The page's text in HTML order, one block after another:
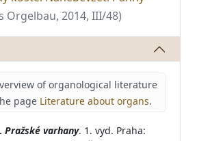
Orgelbau, 2014, III/48)
of organological literature
page Literature about organs.
Pražské varhany. 1. vyd. Praha: